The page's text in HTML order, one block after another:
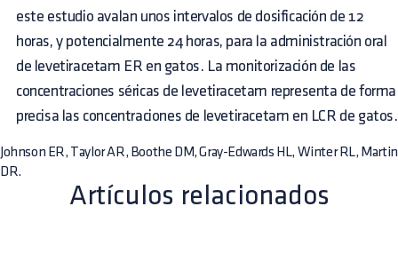
este estudio avalan unos intervalos de dosificación de 12
horas, y potencialmente 24 horas, para la administración oral
de levetiracetam ER en gatos. La monitorización de las
concentraciones séricas de levetiracetam representa de forma
precisa las concentraciones de levetiracetam en LCR de gatos.
Johnson ER, Taylor AR, Boothe DM, Gray-Edwards HL, Winter RL, Martin
DR.
Artículos relacionados